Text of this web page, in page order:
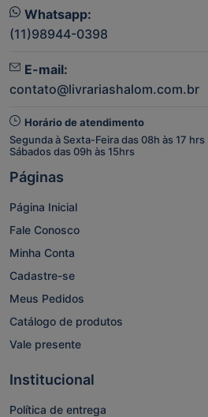
Whatsapp:
(11)98944-0398
E-mail:
contato@livrariashalom.com.br
Horário de atendimento
Segunda à Sexta-Feira das 08h às 17 hrs
Sábados das 09h às 15hrs
Páginas
Página Inicial
Fale Conosco
Minha Conta
Cadastre-se
Meus Pedidos
Catálogo de produtos
Vale presente
Institucional
Política de entrega